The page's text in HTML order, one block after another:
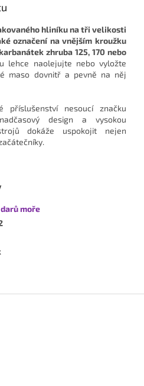
hliníku na tři velikosti
označení na vnějším kroužku
zhruba 125, 170 nebo
lehce naolejujte nebo vyložte
​​maso dovnitř a pevně na něj
příslušenství nesoucí značku
design a vysokou
dokáže uspokojit nejen
moře